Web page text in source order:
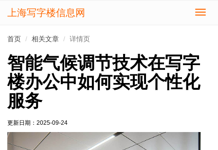
切
上海写字楼信息网
首页 相关文章 详情页
智能气候调节技术在写字
楼办公中如何实现个性化
服务
更新日期： 2025-09-24